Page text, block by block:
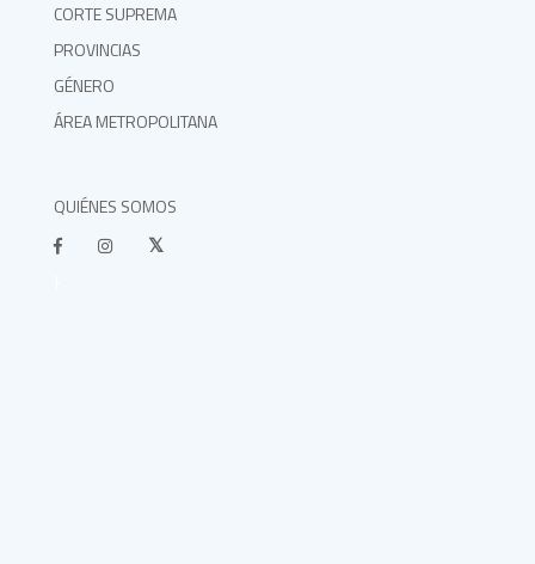
CORTE SUPREMA
PROVINCIAS
GÉNERO
ÁREA METROPOLITANA
QUIÉNES SOMOS